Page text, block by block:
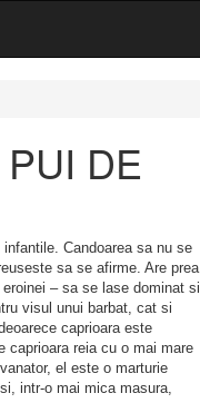
DE
Candoarea sa nu se
sa se afirme. Are prea
– sa se lase dominat si
visul unui barbat, cat si
caprioara este
caprioara reia cu o mai mare
el este o marturie
intr-o mai mica masura,